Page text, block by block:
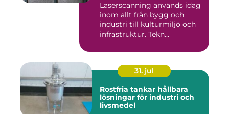
Laserscanning används idag
inom allt från bygg och
industri till kulturmiljö och
infrastruktur. Tekn...
31. jul
Rostfria tankar hållbara
lösningar för industri och
livsmedel